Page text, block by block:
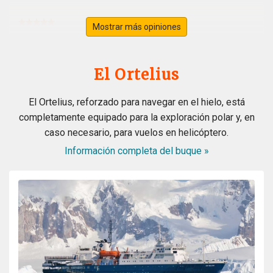
A lifelong dream became true. A fantastic extraordinary
crew. A wonderful magical landdcape. Very interesting
recaps and lots of great appreciated informations from
the experts. All in all the best trip in my lifetime. Thank
you all from the bottom of my heart
Wonderful landscape
por Cornelia Kolar El Ártico
Mostrar más opiniones
El Ortelius
El Ortelius, reforzado para navegar en el hielo, está
completamente equipado para la exploración polar y, en
caso necesario, para vuelos en helicóptero.
Información completa del buque »